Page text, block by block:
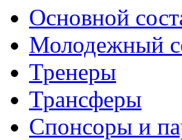
Основной
Молодежный
Тренеры
Трансферы
Спонсоры и